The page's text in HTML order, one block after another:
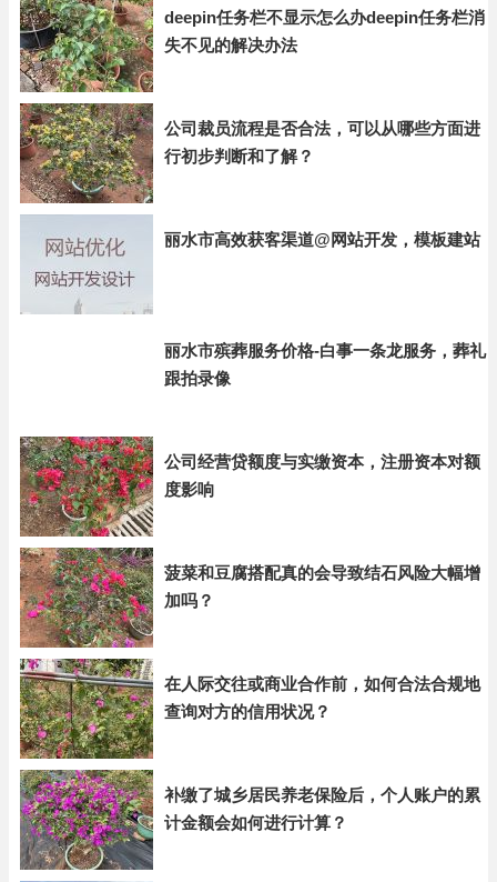
deepin任务栏不显示怎么办deepin任务栏消
失不见的解决办法
公司裁员流程是否合法，可以从哪些方面进
行初步判断和了解？
丽水市高效获客渠道@网站开发，模板建站
丽水市殡葬服务价格-白事一条龙服务，葬礼
跟拍录像
公司经营贷额度与实缴资本，注册资本对额
度影响
菠菜和豆腐搭配真的会导致结石风险大幅增
加吗？
在人际交往或商业合作前，如何合法合规地
查询对方的信用状况？
补缴了城乡居民养老保险后，个人账户的累
计金额会如何进行计算？